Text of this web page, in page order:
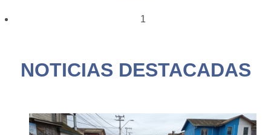
1
NOTICIAS DESTACADAS